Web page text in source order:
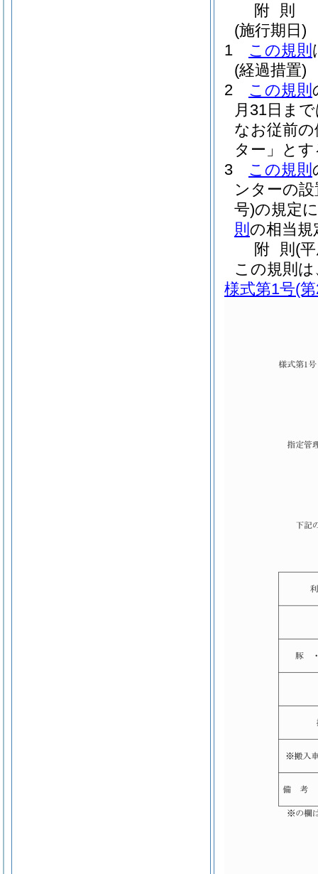
附 則
(施行期日)
1
この規則
(経過措置)
2
この規則
月31日ま
なお従前
ター」と
3
この規則
ンターの
号)の規定
則 の相当
附 則 (
この規則
様式第1号(